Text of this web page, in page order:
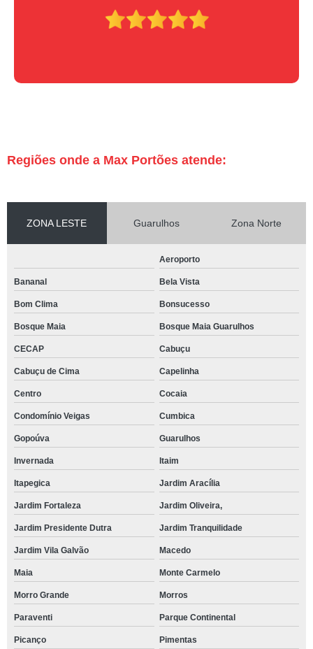
Regiões onde a Max Portões atende:
ZONA LESTE Guarulhos Zona Norte
Aeroporto
Bananal Bela Vista
Bom Clima Bonsucesso
Bosque Maia Bosque Maia Guarulhos
CECAP Cabuçu
Cabuçu de Cima Capelinha
Centro Cocaia
Condomínio Veigas Cumbica
Gopoúva Guarulhos
Invernada Itaim
Itapegica Jardim Aracília
Jardim Fortaleza Jardim Oliveira,
Jardim Presidente Dutra Jardim Tranquilidade
Jardim Vila Galvão Macedo
Maia Monte Carmelo
Morro Grande Morros
Paraventi Parque Continental
Picanço Pimentas